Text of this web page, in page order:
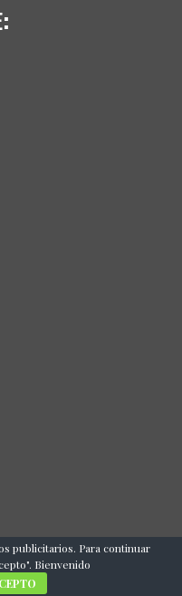
publicitarios. Para continuar
Bienvenido